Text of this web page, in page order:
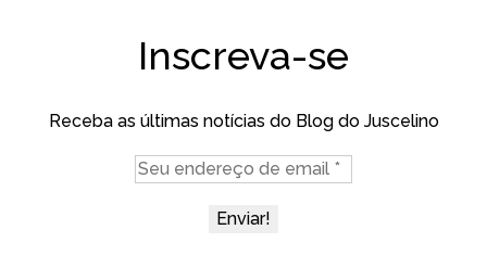
Inscreva-se
Receba as últimas notícias do Blog do Juscelino